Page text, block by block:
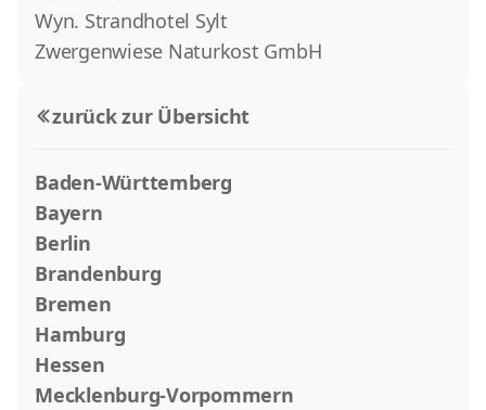
Wyn. Strandhotel Sylt
Zwergenwiese Naturkost GmbH
zurück zur Übersicht
Baden-Württemberg
Bayern
Berlin
Brandenburg
Bremen
Hamburg
Hessen
Mecklenburg-Vorpommern